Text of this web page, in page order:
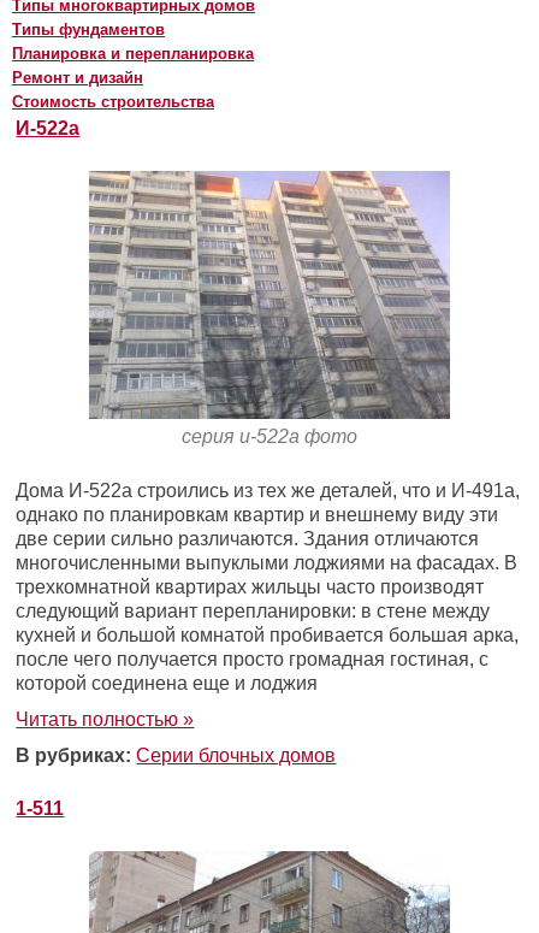
Типы многоквартирных домов
Типы фундаментов
Планировка и перепланировка
Ремонт и дизайн
Стоимость строительства
И-522а
серия и-522а фото
Дома И-522а строились из тех же деталей, что и И-491а,
однако по планировкам квартир и внешнему виду эти
две серии сильно различаются. Здания отличаются
многочисленными выпуклыми лоджиями на фасадах. В
трехкомнатной квартирах жильцы часто производят
следующий вариант перепланировки: в стене между
кухней и большой комнатой пробивается большая арка,
после чего получается просто громадная гостиная, с
которой соединена еще и лоджия
Читать полностью »
В рубриках: Серии блочных домов
1-511